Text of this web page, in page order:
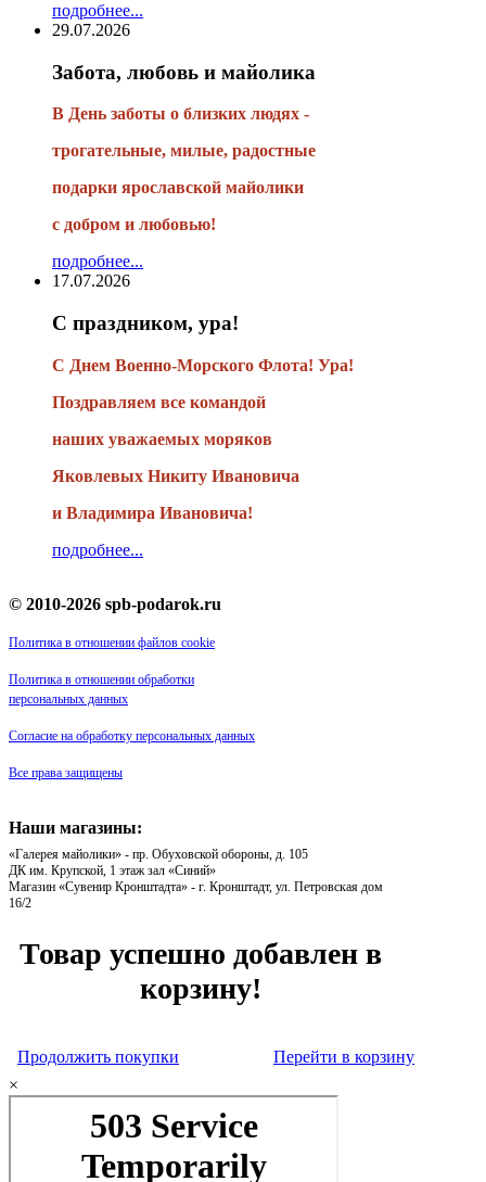
подробнее...
29.07.2026
Забота, любовь и майолика
В День заботы о близких людях -
трогательные, милые, радостные
подарки ярославской майолики
с добром и любовью!
подробнее...
17.07.2026
С праздником, ура!
С Днем Военно-Морского Флота! Ура!
Поздравляем все командой
наших уважаемых моряков
Яковлевых Никиту Ивановича
и Владимира Ивановича!
подробнее...
© 2010-2026 spb-podarok.ru
Политика в отношении файлов cookie
Политика в отношении обработки
персональных данных
Согласие на обработку персональных данных
Все права защищены
Наши магазины:
«Галерея майолики» - пр. Обуховской обороны, д. 105
ДК им. Крупской, 1 этаж зал «Синий»
Магазин «Сувенир Кронштадта» - г. Кронштадт, ул. Петровская дом
16/2
Товар успешно добавлен в
корзину!
Продолжить покупки
Перейти в корзину
×